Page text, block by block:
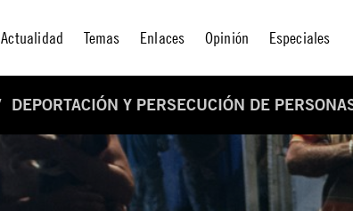
Actualidad Temas Enlaces Opinión Especiales
DEPORTACIÓN Y PERSECUCIÓN DE